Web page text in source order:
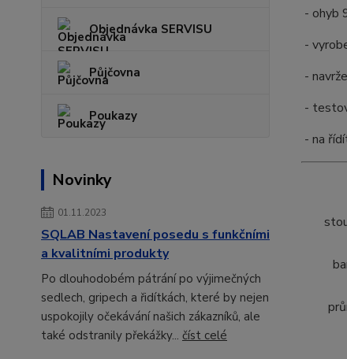
Objednávka SERVISU
Půjčovna
Poukazy
Novinky
01.11.2023
SQLAB Nastavení posedu s funkčními
a kvalitními produkty
Po dlouhodobém pátrání po výjimečných
sedlech, gripech a řidítkách, které by nejen
uspokojily očekávání našich zákazníků, ale
také odstranily překážky... číst celé
- ohyb
-
-
-
- na